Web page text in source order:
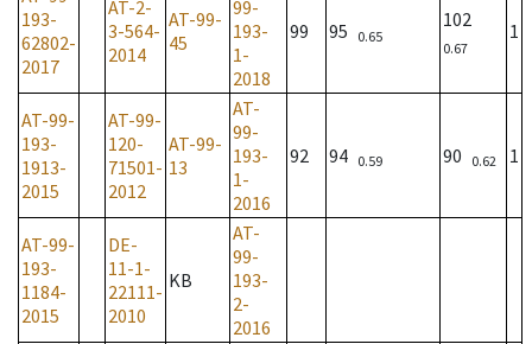
193-
62802-
2017
AT-2-
3-564-
2014
AT-99-
45
99-
193-
1-
2018
99 95 0.65
102
0.67
1
AT-99-
193-
1913-
2015
AT-99-
120-
71501-
2012
AT-99-
13
AT-
99-
193-
1-
2016
92 94 0.59 90 0.62 1
AT-99-
193-
1184-
2015
DE-
11-1-
22111-
2010
KB
AT-
99-
193-
2-
2016